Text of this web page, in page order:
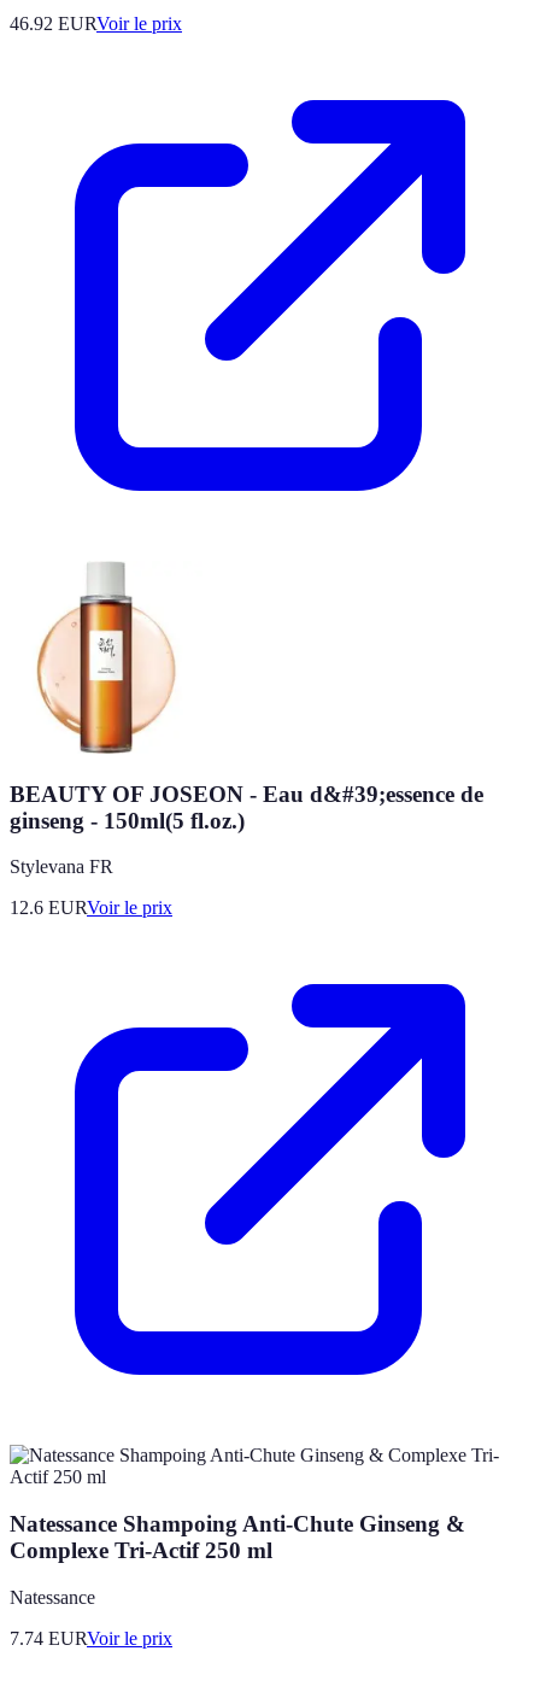
46.92 EURVoir le prix
BEAUTY OF JOSEON - Eau d&#39;essence de
ginseng - 150ml(5 fl.oz.)
Stylevana FR
12.6 EURVoir le prix
Natessance Shampoing Anti-Chute Ginseng &
Complexe Tri-Actif 250 ml
Natessance
7.74 EURVoir le prix